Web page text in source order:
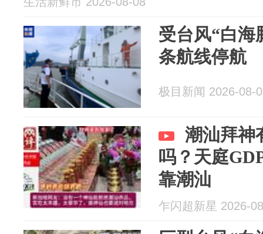
受台风“白海
条航线停航
极目新闻 2026-08-
潮汕拜神
吗？天庭
靠潮汕
乍闪超新星 2026-